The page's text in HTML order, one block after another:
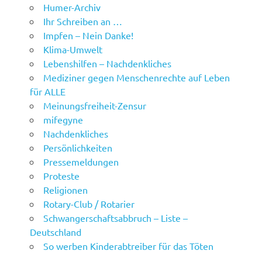
Humer-Archiv
Ihr Schreiben an …
Impfen – Nein Danke!
Klima-Umwelt
Lebenshilfen – Nachdenkliches
Mediziner gegen Menschenrechte auf Leben
für ALLE
Meinungsfreiheit-Zensur
mifegyne
Nachdenkliches
Persönlichkeiten
Pressemeldungen
Proteste
Religionen
Rotary-Club / Rotarier
Schwangerschaftsabbruch – Liste –
Deutschland
So werben Kinderabtreiber für das Töten